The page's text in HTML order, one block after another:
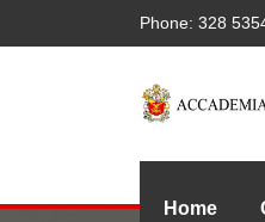
Phone: 328
Home